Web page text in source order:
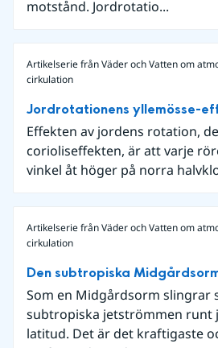
motstånd. Jordrotatio...
Artikelserie från Väder och Vatten om
cirkulation
Jordrotationens yllemösse-
Effekten av jordens rotation,
corioliseffekten, är att varje
vinkel åt höger på norra
Artikelserie från Väder och Vatten om
cirkulation
Den subtropiska
Som en Midgårdsorm slingrar
subtropiska jetströmmen runt
latitud. Det är det kraftigaste